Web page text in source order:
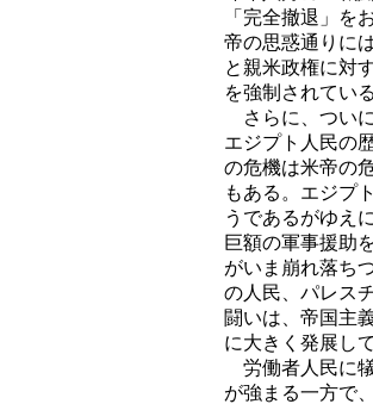
「完全撤退」を
帝の思惑通りに
と親米政権に対
を強制されている
さらに、つい
エジプト人民の
の危機は米帝の
もある。エジプ
うであるがゆえ
巨額の軍事援助
がいま崩れ落ち
の人民、パレス
闘いは、帝国主
に大きく発展し
労働者人民に
が強まる一方で